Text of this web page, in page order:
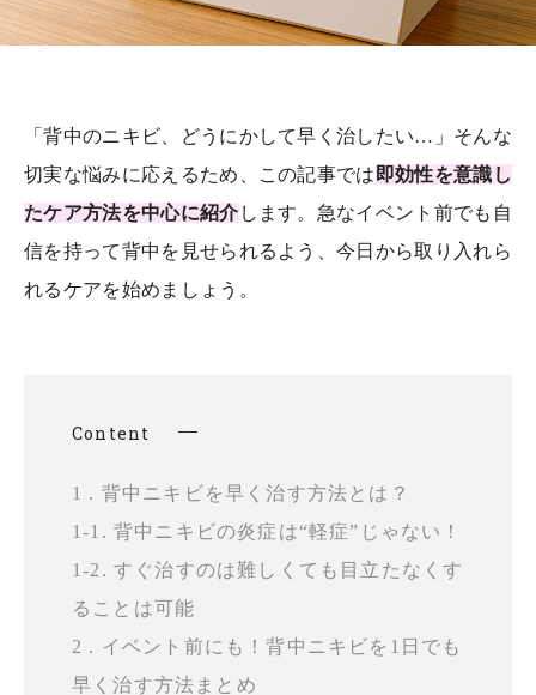
「背中のニキビ、どうにかして早く治したい…」そんな
切実な悩みに応えるため、この記事では 即効性を意識し
たケア方法を中心に紹介します。急なイベント前でも自
信を持って背中を見せられるよう、今日から取り入れら
れるケアを始めましょう。
Content
1 . 背中ニキビを早く治す方法とは？
1-1. 背中ニキビの炎症は“軽症”じゃない！
1-2. すぐ治すのは難しくても目立たなくす
ることは可能
2 . イベント前にも！背中ニキビを1日でも
早く治す方法まとめ